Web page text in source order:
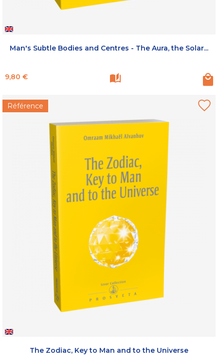
Man's Subtle Bodies and Centres - The Aura, the Solar...
Prix
9,80 €
Référence
The Zodiac, Key to Man and to the Universe